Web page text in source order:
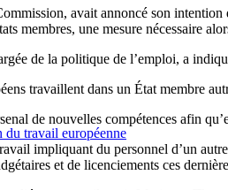
avait annoncé son
membres, une mesure nécessaire
de la politique de l’emploi, a
travaillent dans un État membre
travail européenne
de nouvelles compétences afin
impliquant du personnel d’un
et de licenciements ces